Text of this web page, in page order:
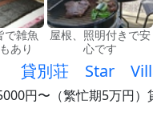
で雑魚
あり
屋根、照明付きで安
心です
貸別荘 Star
円〜（繁忙期5万円）